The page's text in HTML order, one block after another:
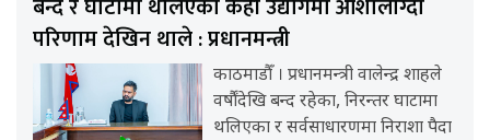
परिणाम देखिन थाले : प्रधानमन्त्री
काठमाडौँ । प्रधानमन्त्री वालेन्द्र शाहले
वर्षौंदेखि बन्द रहेका, निरन्तर घाटामा
थलिएका र सर्वसाधारणमा निराशा पैदा